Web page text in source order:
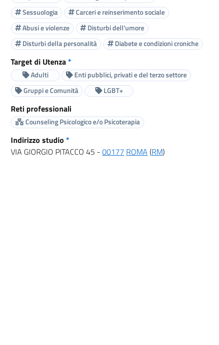
Sessuologia
Carceri e reinserimento sociale
Abusi e violenze
Disturbi dell'umore
Disturbi della personalità
Diabete e condizioni croniche
Target di Utenza*
Adulti
Enti pubblici, privati e del terzo settore
Gruppi e Comunità
LGBT+
Reti professionali
Counseling Psicologico e/o Psicoterapia
Indirizzo studio *
VIA GIORGIO PITACCO 45 - 00177 ROMA (RM)